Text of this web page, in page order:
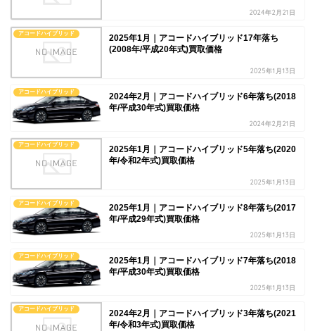
2024年2月21日
アコードハイブリッド
2025年1月｜アコードハイブリッド17年落ち
(2008年/平成20年式)買取価格
2025年1月13日
アコードハイブリッド
2024年2月｜アコードハイブリッド6年落ち(2018
年/平成30年式)買取価格
2024年2月21日
アコードハイブリッド
2025年1月｜アコードハイブリッド5年落ち(2020
年/令和2年式)買取価格
2025年1月13日
アコードハイブリッド
2025年1月｜アコードハイブリッド8年落ち(2017
年/平成29年式)買取価格
2025年1月13日
アコードハイブリッド
2025年1月｜アコードハイブリッド7年落ち(2018
年/平成30年式)買取価格
2025年1月13日
アコードハイブリッド
2024年2月｜アコードハイブリッド3年落ち(2021
年/令和3年式)買取価格